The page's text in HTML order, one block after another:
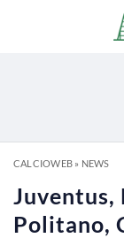
CALCIOWEB» NEWS
Politano,